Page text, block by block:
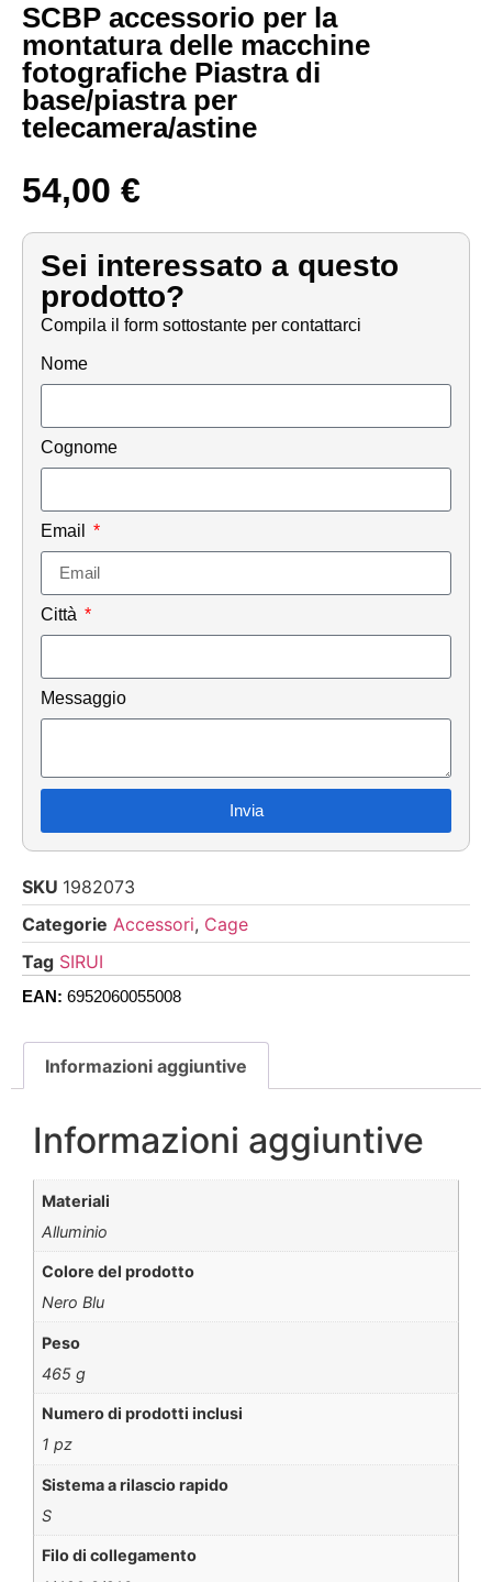
SCBP accessorio per la
montatura delle macchine
fotografiche Piastra di
base/piastra per
telecamera/astine
54,00 €
Sei interessato a questo
prodotto?
Compila il form sottostante per contattarci
Nome
Cognome
Email
Città
Messaggio
Invia
SKU 1982073
Categorie Accessori, Cage
Tag SIRUI
EAN: 6952060055008
Informazioni aggiuntive
Informazioni aggiuntive
Materiali
Alluminio
Colore del prodotto
Nero Blu
Peso
465 g
Numero di prodotti inclusi
1 pz
Sistema a rilascio rapido
S
Filo di collegamento